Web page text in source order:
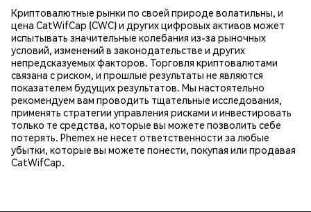
Криптовалютные рынки по своей природе волатильны, и
цена CatWifCap (CWC) и других цифровых активов может
испытывать значительные колебания из-за рыночных
условий, изменений в законодательстве и других
непредсказуемых факторов. Торговля криптовалютами
связана с риском, и прошлые результаты не являются
показателем будущих результатов. Мы настоятельно
рекомендуем вам проводить тщательные исследования,
применять стратегии управления рисками и инвестировать
только те средства, которые вы можете позволить себе
потерять. Phemex не несет ответственности за любые
убытки, которые вы можете понести, покупая или продавая
CatWifCap.